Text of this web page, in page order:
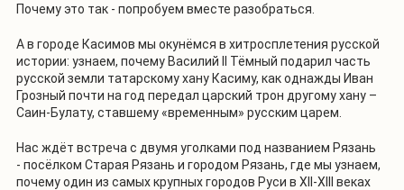
Почему это так - попробуем вместе разобраться.
А в городе Касимов мы окунёмся в хитросплетения русской
истории: узнаем, почему Василий II Тёмный подарил часть
русской земли татарскому хану Касиму, как однажды Иван
Грозный почти на год передал царский трон другому хану –
Саин-Булату, ставшему «временным» русским царем.
Нас ждёт встреча с двумя уголками под названием Рязань
- посёлком Старая Рязань и городом Рязань, где мы узнаем,
почему один из самых крупных городов Руси в XII-XIII веках